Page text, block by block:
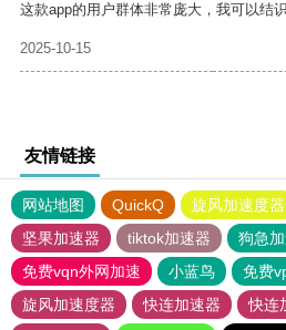
这款app的用户群体非常庞大，我可以结
2025-10-15
友情链接
网站地图 QuickQ 旋风加速度器
坚果加速器
tiktok加速器
狗急
免费vqn外网加速
小蓝鸟
免费
旋风加速度器
快连加速器
快连